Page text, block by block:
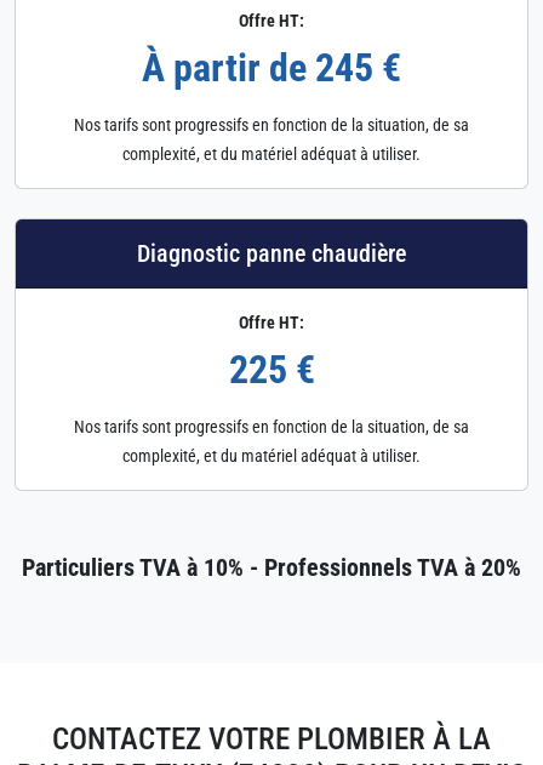
Offre HT:
À partir de 245 €
Nos tarifs sont progressifs en fonction de la situation, de sa
complexité, et du matériel adéquat à utiliser.
Diagnostic panne chaudière
Offre HT:
225 €
Nos tarifs sont progressifs en fonction de la situation, de sa
complexité, et du matériel adéquat à utiliser.
Particuliers TVA à 10% - Professionnels TVA à 20%
CONTACTEZ VOTRE PLOMBIER À LA